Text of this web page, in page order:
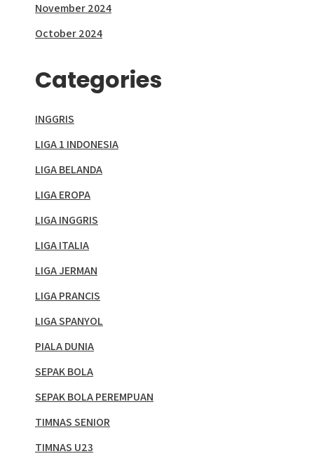
November 2024
October 2024
Categories
INGGRIS
LIGA 1 INDONESIA
LIGA BELANDA
LIGA EROPA
LIGA INGGRIS
LIGA ITALIA
LIGA JERMAN
LIGA PRANCIS
LIGA SPANYOL
PIALA DUNIA
SEPAK BOLA
SEPAK BOLA PEREMPUAN
TIMNAS SENIOR
TIMNAS U23